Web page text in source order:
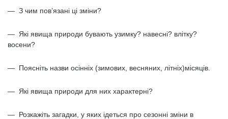
— З чим пов’язані ці зміни?
— Які явища природи бувають узимку? навесні? влітку?
восени?
— Поясніть назви осінніх (зимових, весняних, літніх)місяців.
— Які явища природи для них характерні?
— Розкажіть загадки, у яких ідеться про сезонні зміни в